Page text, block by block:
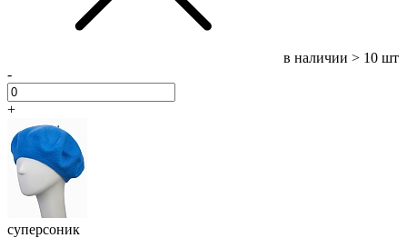
в наличии > 10 шт
-
+
суперсоник